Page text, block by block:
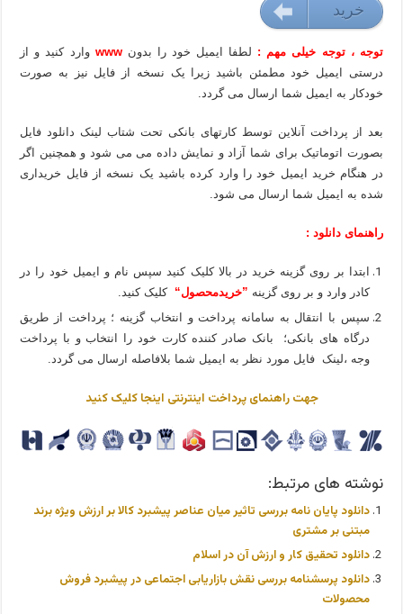
29000 تومان خريد
توجه ، توجه خیلی مهم : لطفا ایمیل خود را بدون www وارد کنید و از
درستی ایمیل خود مطمئن باشید زیرا یک نسخه از فایل نیز به صورت
خودکار به ایمیل شما ارسال می گردد.
بعد از پرداخت آنلاین توسط کارتهای بانکی تحت شتاب لینک دانلود فایل
بصورت اتوماتیک برای شما آزاد و نمایش داده می می شود و همچنین اگر
در هنگام خرید ایمیل خود را وارد کرده باشید یک نسخه از فایل خریداری
شده به ایمیل شما ارسال می شود.
راهنمای دانلود :
ابتدا بر روی گزینه خرید در بالا کلیک کنید سپس نام و ایمیل خود را در
کادر وارد و بر روی گزینه ”خریدمحصول“
کلیک کنید.
سپس با انتقال به سامانه پرداخت و انتخاب گزینه ؛ پرداخت از طریق
درگاه های بانکی؛ بانک صادر کننده کارت خود را انتخاب و با پرداخت
وجه ،لینک فایل مورد نظر به ایمیل شما بلافاصله ارسال می گردد.
جهت راهنمای پرداخت اینترنتی اینجا کلیک کنید
نوشته های مرتبط:
دانلود پایان نامه بررسی تاثیر میان عناصر پیشبرد کالا بر ارزش ویژه برند
مبتنی بر مشتری
دانلود تحقیق کار و ارزش آن در اسلام
دانلود پرسشنامه بررسی نقش بازاریابی اجتماعی در پیشبرد فروش
محصولات